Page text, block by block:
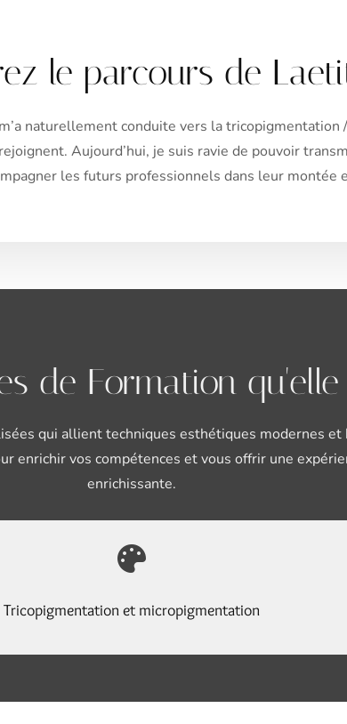
le parcours de
naturellement conduite vers la
Aujourd’hui, je suis ravie de pouvoir
les futurs professionnels dans leur montée
de Formation
qui allient techniques esthétiques modernes
enrichir vos compétences et vous offrir une
enrichissante.

Tricopigmentation et micropigmentation